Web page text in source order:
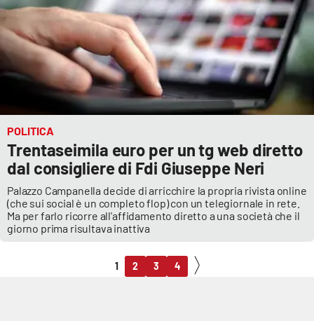
POLITICA
Trentaseimila euro per un tg web diretto
dal consigliere di Fdi Giuseppe Neri
Palazzo Campanella decide di arricchire la propria rivista online
(che sui social è un completo flop) con un telegiornale in rete.
Ma per farlo ricorre all'affidamento diretto a una società che il
giorno prima risultava inattiva
1 2 3 4